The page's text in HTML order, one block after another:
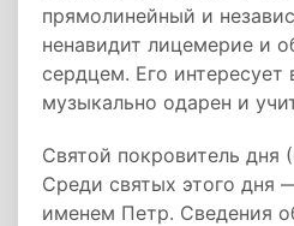
прямолинейный и
ненавидит лицемерие и
сердцем. Его интересует
музыкально одарен и
Святой покровитель дня
Среди святых этого дня
именем Петр. Сведения